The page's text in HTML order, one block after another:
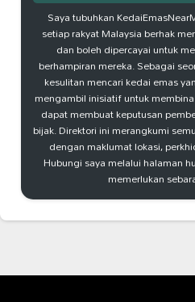
Saya tubuhkan
setiap rakyat Malaysia berhak
dan boleh dipercayai untuk
berhampiran mereka. Sebagai
kesulitan mencari kedai emas
mengambil inisiatif untuk
dapat membuat keputusan
bijak. Direktori ini merangkumi
dengan maklumat lokasi,
Hubungi saya melalui halaman
memerlukan